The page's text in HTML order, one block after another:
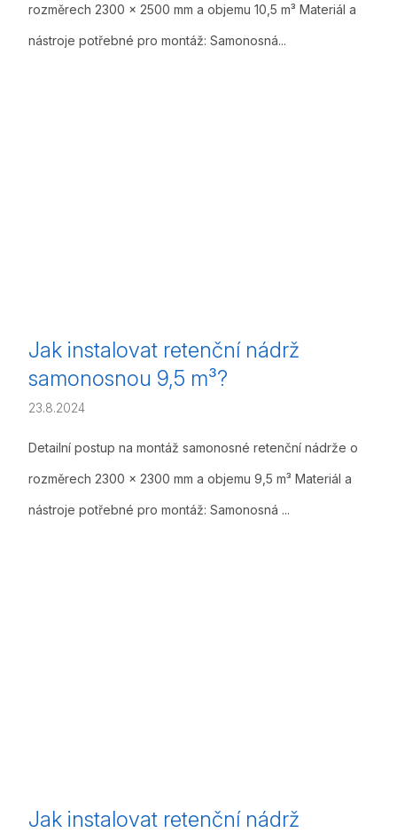
rozměrech 2300 x 2500 mm a objemu 10,5 m³ Materiál a
nástroje potřebné pro montáž: Samonosná...
Jak instalovat retenční nádrž
samonosnou 9,5 m³?
23.8.2024
Detailní postup na montáž samonosné retenční nádrže o
rozměrech 2300 x 2300 mm a objemu 9,5 m³ Materiál a
nástroje potřebné pro montáž: Samonosná ...
Jak instalovat retenční nádrž